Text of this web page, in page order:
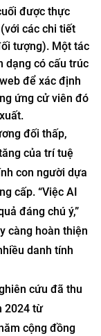
được thực
các chi tiết
tượng). Một tác
dạng có cấu trúc
để xác định
ứng cử viên đó
đối thấp,
của trí tuệ
con người dựa
cấp. “Việc AI
đáng chú ý,”
càng hoàn thiện
danh tính
cứu đã thu
2024 từ
cộng đồng